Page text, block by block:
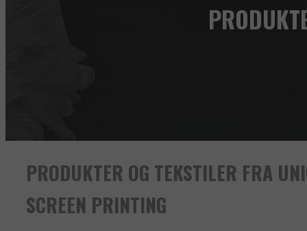
PRODUKTER OG TEKSTILER FRA
SCREEN PRINTING